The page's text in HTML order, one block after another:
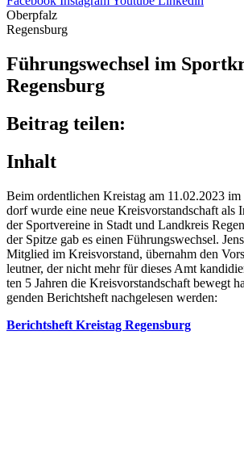
Oberpfalz
Regensburg
Führungs­wech­sel im
Regensburg
Beitrag teilen:
Inhalt
Beim ordent­li­chen Kreis­tag am 11.02.2023
dorf wurde eine neue Kreis­vor­stand­schaft als
der Sport­ver­eine in Stadt und Land­kreis
der Spitze gab es einen Führungs­wech­sel.
Mitglied im Kreis­vor­stand, über­nahm den
leut­ner, der nicht mehr für dieses Amt
ten 5 Jahren die Kreis­vor­stand­schaft bewegt
gen­den Berichts­heft nach­ge­le­sen werden:
Berichts­heft Kreis­tag Regensburg